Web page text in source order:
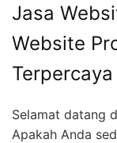
Jasa
Website
Terpercaya
Selamat datang
Apakah Anda